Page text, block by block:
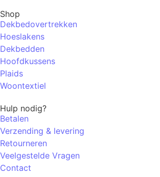
Shop
Dekbedovertrekken
Hoeslakens
Dekbedden
Hoofdkussens
Plaids
Woontextiel
Hulp nodig?
Betalen
Verzending & levering
Retourneren
Veelgestelde Vragen
Contact